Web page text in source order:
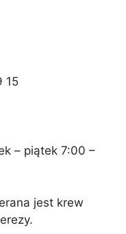
15
– piątek 7:00 –
jest krew